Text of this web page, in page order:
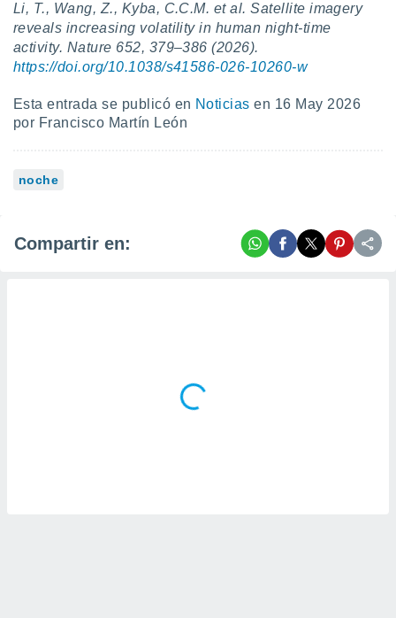
Li, T., Wang, Z., Kyba, C.C.M. et al. Satellite imagery
reveals increasing volatility in human night-time
activity. Nature 652, 379–386 (2026).
https://doi.org/10.1038/s41586-026-10260-w
Esta entrada se publicó en Noticias en 16 May 2026
por Francisco Martín León
noche
Compartir en: